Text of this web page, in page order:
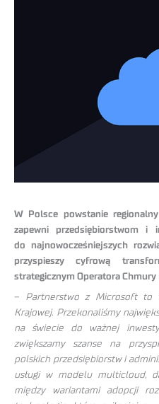
W Polsce powstanie
zapewni przedsiębiorstwom i
do najnowocześniejszych
przyspieszy cyfrową
strategicznym Operatora
– Partnerstwo z Microsoft to
Krajowej. Przekonaliśmy
na świecie do ważnej
zwiększamy szanse na
polskich przedsiębiorstw i
usługi w modelu multicloud,
między wariantami adopcji